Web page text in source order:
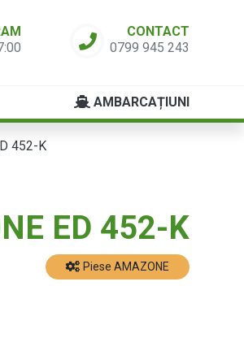
CONTACT
0799 945 243
AMBARCAȚIUNI
452-K
ED 452-K
Piese AMAZONE